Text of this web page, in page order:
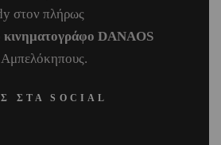
στον πλήρως
κινηματογράφο DANAOS
Αμπελόκηπους.
ΣΤΑ SOCIAL